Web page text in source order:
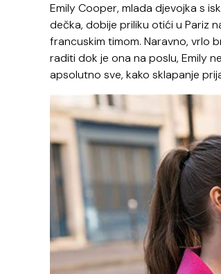
Emily Cooper, mlada djevojka s
dečka, dobije priliku otići u Pariz
francuskim timom. Naravno, vrlo
raditi dok je ona na poslu, Emily
apsolutno sve, kako sklapanje